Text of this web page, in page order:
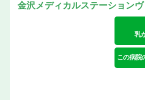
金沢メディカルステーションヴ
乳
この病院